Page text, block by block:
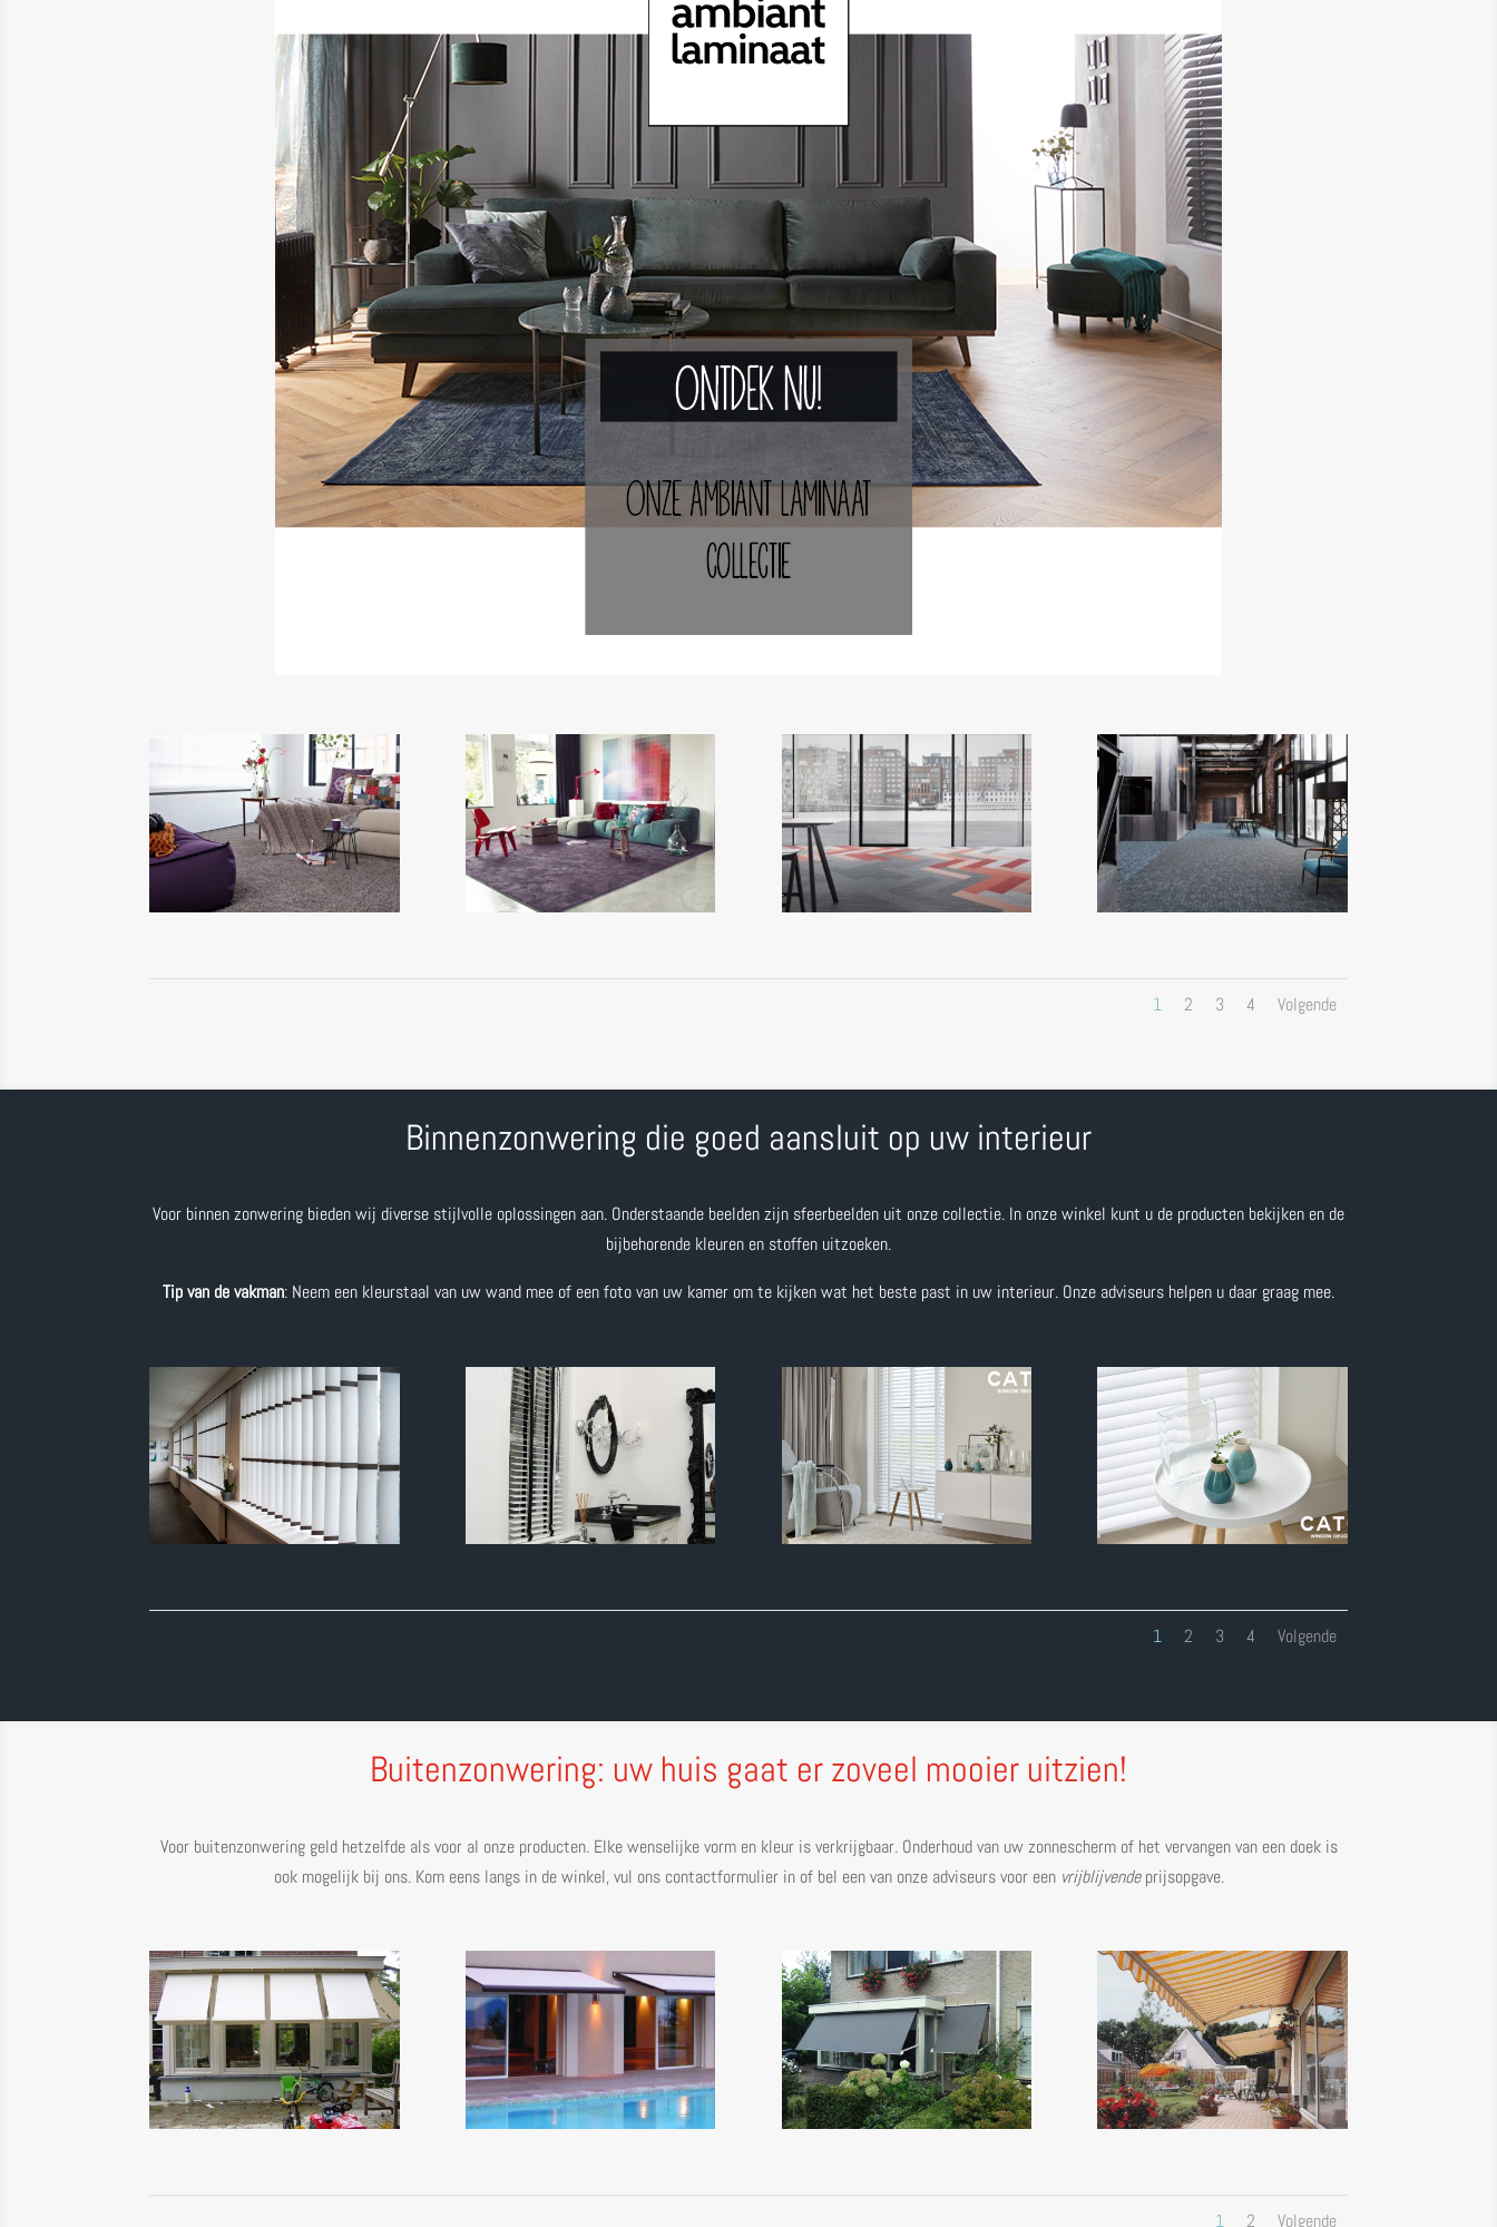
1 2 3 4 Volgende
Binnenzonwering die goed aansluit op uw interieur
Voor binnen zonwering bieden wij diverse stijlvolle oplossingen aan. Onderstaande beelden zijn sfeerbeelden uit onze collectie. In onze winkel kunt u de producten bekijken en de
bijbehorende kleuren en stoffen uitzoeken.
Tip van de vakman: Neem een kleurstaal van uw wand mee of een foto van uw kamer om te kijken wat het beste past in uw interieur. Onze adviseurs helpen u daar graag mee.
1 2 3 4 Volgende
Buitenzonwering: uw huis gaat er zoveel mooier uitzien!
Voor buitenzonwering geld hetzelfde als voor al onze producten. Elke wenselijke vorm en kleur is verkrijgbaar. Onderhoud van uw zonnescherm of het vervangen van een doek is
ook mogelijk bij ons. Kom eens langs in de winkel, vul ons contactformulier in of bel een van onze adviseurs voor een vrijblijvendeprijsopgave.
1 2 Volgende